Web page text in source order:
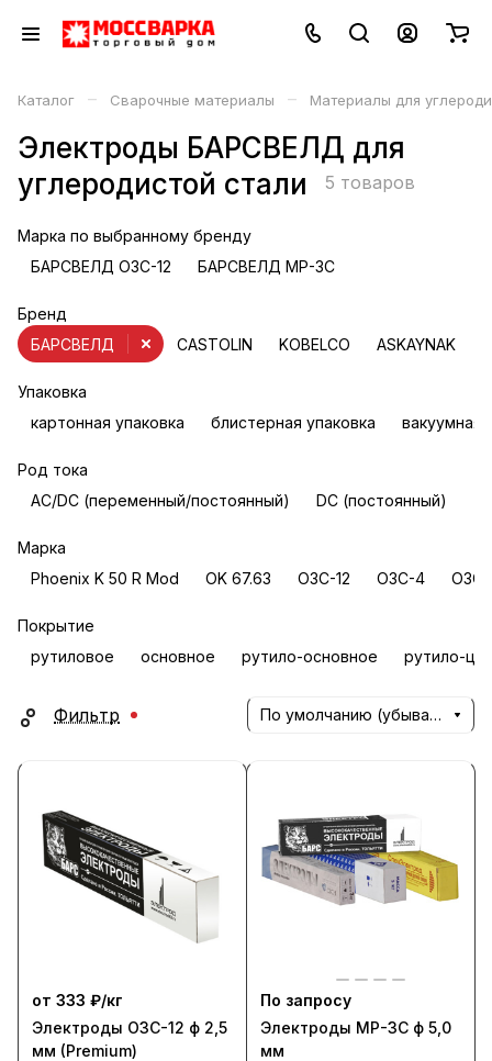
Каталог – Сварочные материалы – Материалы для
Электроды БАРСВЕЛД для
углеродистой стали
5 товаров
Марка по выбранному бренду
БАРСВЕЛД ОЗС-12
БАРСВЕЛД МР-3С
Бренд
CASTOLIN
KOBELCO ASKAYNAK
БАРСВЕЛД
Упаковка
картонная упаковка
блистерная упаковка вакуумная
Род тока
AC/DC (переменный/постоянный)
DC (постоянный)
Марка
Phoenix K 50 R Mod
OK 67.63 ОЗС-12 ОЗС-4
Покрытие
рутиловое
основное рутило-основное рутило-
Фильтр По умолчанию (убывание)
от 333 ₽/кг
Электроды ОЗС-12 ф 2,5
мм (Premium)
По запросу
Электроды МР-3С ф 5,0
мм